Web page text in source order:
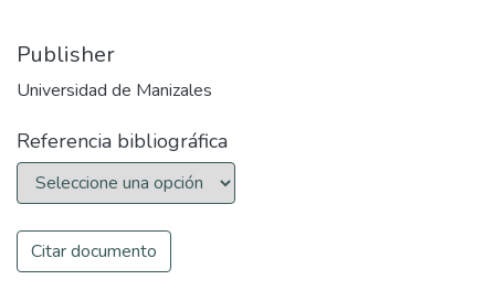
Publisher
Universidad de Manizales
Referencia bibliográfica
Citar documento